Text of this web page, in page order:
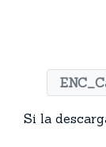
Si la